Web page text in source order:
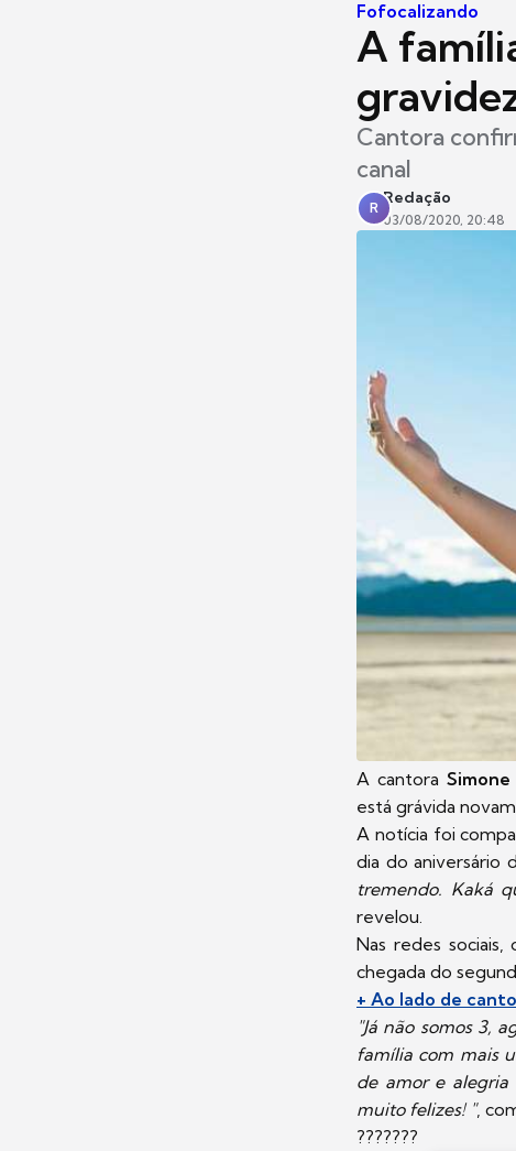
Fofocalizando
A
Cantora
canal
R
Redação
03/08/2020, 20:48
A cantora
está grávida
A notícia foi
dia do aniversário
tremendo. Kaká
revelou.
Nas redes sociais,
chegada do
+ Ao lado de
"Já não somos 3,
família com mais
de amor e alegria
muito felizes! ",
???????